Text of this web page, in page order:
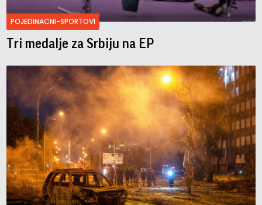
POJEDINACNI-SPORTOVI
Tri medalje za Srbiju na EP